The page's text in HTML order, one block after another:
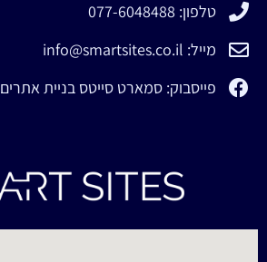
טלפון: 077-6048488
מייל: info@smartsites.co.il
פייסבוק: סמארט סייטס בניית אתרים